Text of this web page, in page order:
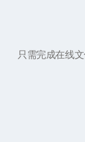
只需完成在线